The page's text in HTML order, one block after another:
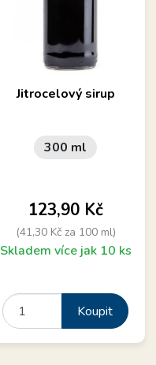
Jitrocelový sirup
300 ml
Cena
123,90 Kč
(41,30 Kč za 100 ml)
Skladem více jak 10 ks
Koupit